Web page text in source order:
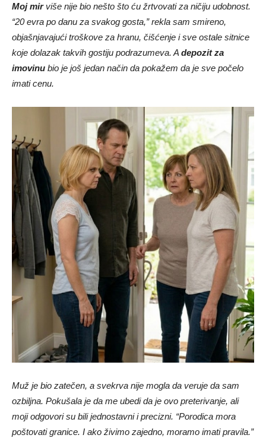
Moj mirviše nije bio nešto što ću žrtvovati za ničiju udobnost.
“20 evra po danu za svakog gosta,” rekla sam smireno,
objašnjavajući troškove za hranu, čišćenje i sve ostale sitnice
koje dolazak takvih gostiju podrazumeva. A depozit za
imovinu bio je još jedan način da pokažem da je sve počelo
imati cenu.
Muž je bio zatečen, a svekrva nije mogla da veruje da sam
ozbiljna. Pokušala je da me ubedi da je ovo preterivanje, ali
moji odgovori su bili jednostavni i precizni. “Porodica mora
poštovati granice. I ako živimo zajedno, moramo imati pravila.”